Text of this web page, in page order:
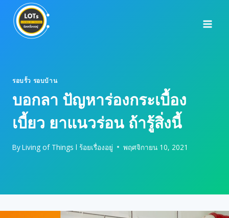
content
รอบรั้ว รอบบ้าน
บอกลา ปัญหาร่องกระเบื้อง
เบี้ยว ยาแนวร่อน ถ้ารู้สิ่งนี้
ByLiving of Things l ร้อยเรื่องอยู่ พฤศจิกายน 10, 2021